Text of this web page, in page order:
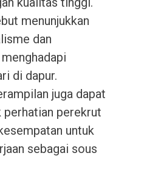
menunjukkan
dan
di dapur.
juga dapat
perekrut
untuk
sebagai sous